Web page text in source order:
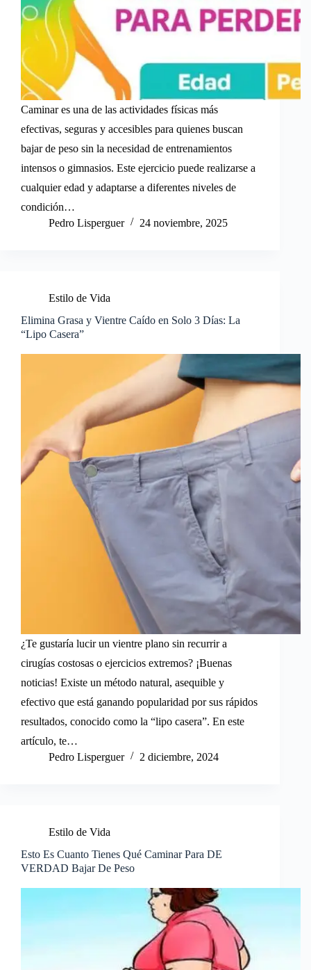
Caminar es una de las actividades físicas más
efectivas, seguras y accesibles para quienes buscan
bajar de peso sin la necesidad de entrenamientos
intensos o gimnasios. Este ejercicio puede realizarse a
cualquier edad y adaptarse a diferentes niveles de
condición…
Pedro Lisperguer
24 noviembre, 2025
Estilo de Vida
Elimina Grasa y Vientre Caído en Solo 3 Días: La
“Lipo Casera”
¿Te gustaría lucir un vientre plano sin recurrir a
cirugías costosas o ejercicios extremos? ¡Buenas
noticias! Existe un método natural, asequible y
efectivo que está ganando popularidad por sus rápidos
resultados, conocido como la “lipo casera”. En este
artículo, te…
Pedro Lisperguer
2 diciembre, 2024
Estilo de Vida
Esto Es Cuanto Tienes Qué Caminar Para DE
VERDAD Bajar De Peso